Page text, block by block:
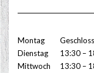
Montag
Dienstag
13:30 –
Mittwoch
13:30 –